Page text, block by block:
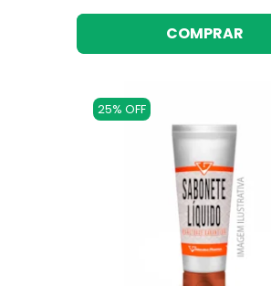
COMPRAR
25% OFF